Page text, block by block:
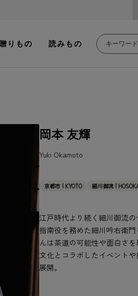
贈りもの 読みもの
岡本 友輝
Yuki Okamoto
京都市 | KYOTO 細川御流 |
江戸時代より続く細川御流
指南役を務めた細川吟右衛
んは茶道の可能性や面白さ
文化とコラボしたイベント
展開。